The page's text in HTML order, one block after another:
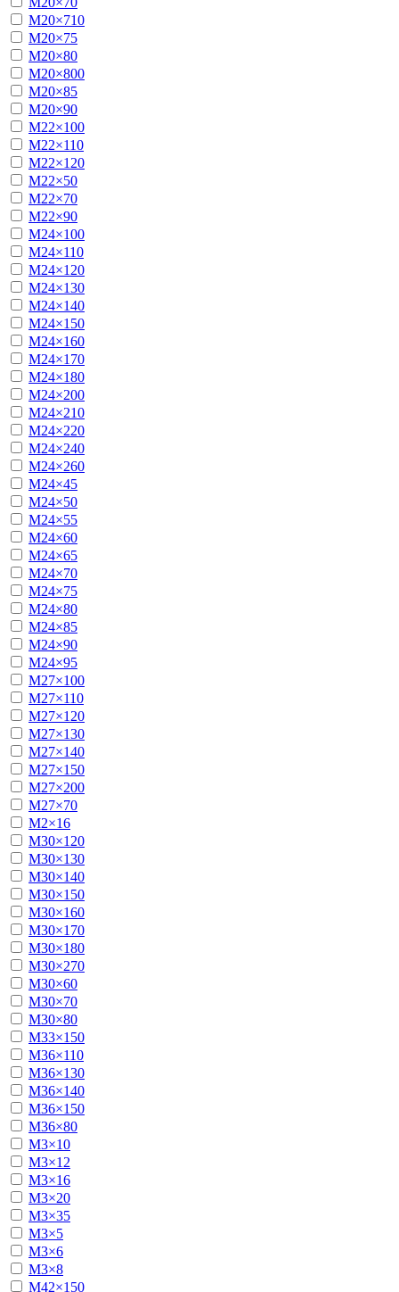
М20×710
М20×75
М20×80
М20×800
М20×85
М20×90
М22×100
М22×110
М22×120
М22×50
М22×70
М22×90
М24×100
М24×110
М24×120
М24×130
М24×140
М24×150
М24×160
М24×170
М24×180
М24×200
М24×210
М24×220
М24×240
М24×260
М24×45
М24×50
М24×55
М24×60
М24×65
М24×70
М24×75
М24×80
М24×85
М24×90
М24×95
М27×100
М27×110
М27×120
М27×130
М27×140
М27×150
М27×200
М27×70
М2×16
М30×120
М30×130
М30×140
М30×150
М30×160
М30×170
М30×180
М30×270
М30×60
М30×70
М30×80
М33×150
М36×110
М36×130
М36×140
М36×150
М36×80
М3×10
М3×12
М3×16
М3×20
М3×35
М3×5
М3×6
М3×8
М42×150